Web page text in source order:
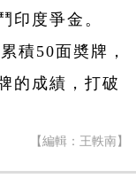
印度爭金。
積50面奬牌，
的成績，打破
【編輯：王軼南】